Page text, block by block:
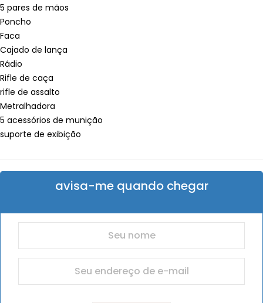
5 pares de mãos
Poncho
Faca
Cajado de lança
Rádio
Rifle de caça
rifle de assalto
Metralhadora
5 acessórios de munição
suporte de exibição
avisa-me quando chegar